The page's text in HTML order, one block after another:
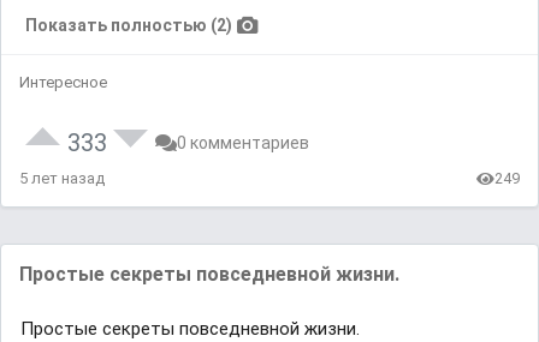
Показать полностью (2)
Интересное
333 0 комментариев
5 лет назад 249
Простые секреты повседневной жизни.
Простые секреты повседневной жизни.